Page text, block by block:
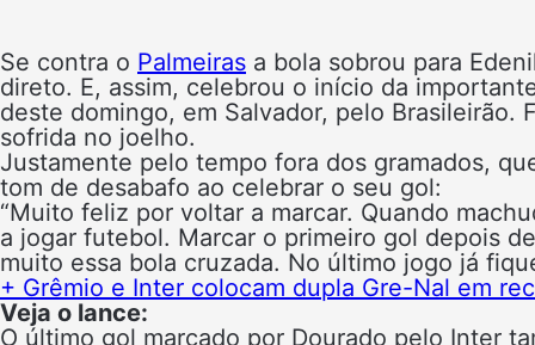
Se contra o Palmeiras a bola sobrou para
direto. E, assim, celebrou o início da
deste domingo, em Salvador, pelo
sofrida no joelho.
Justamente pelo tempo fora dos gramados,
tom de desabafo ao celebrar o seu gol:
“Muito feliz por voltar a marcar. Quando
a jogar futebol. Marcar o primeiro gol depois
muito essa bola cruzada. No último jogo já
+ Grêmio e Inter colocam dupla Gre-Nal em
Veja o lance:
O último gol marcado por Dourado pelo Inter